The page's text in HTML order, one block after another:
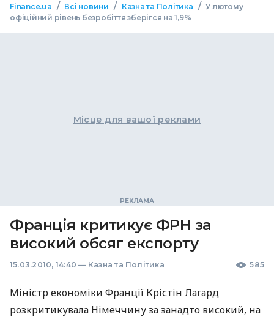
Finance.ua / Всі новини / Казна та Політика / У лютому
офіційний рівень безробіття зберігся на 1,9%
Місце для вашої реклами
Франція критикує ФРН за
високий обсяг експорту
15.03.2010, 14:40 — Казна та Політика 585
Міністр економіки Франції Крістін Лагард
розкритикувала Німеччину за занадто високий, на